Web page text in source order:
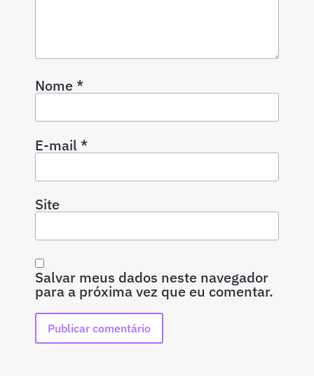
Nome*
E-mail*
Site
Salvar meus dados neste navegador
para a próxima vez que eu comentar.